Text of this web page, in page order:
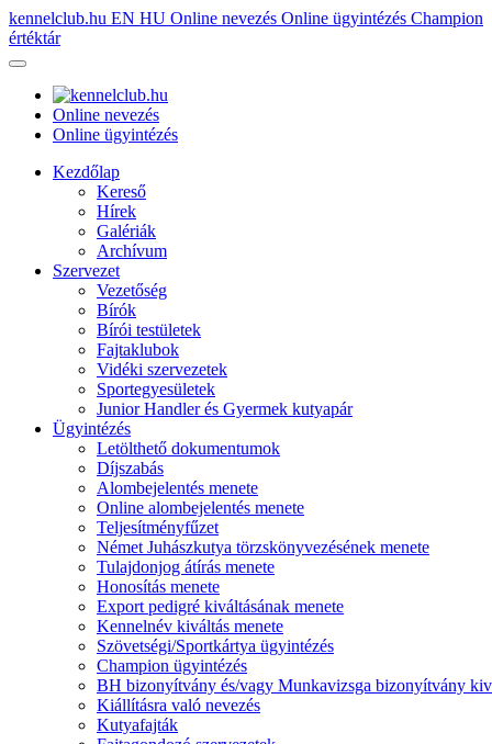
kennelclub.hu EN HU Online nevezés Online ügyintézés Champion
értéktár
Online nevezés
Online ügyintézés
Kezdőlap
Kereső
Hírek
Galériák
Archívum
Szervezet
Vezetőség
Bírók
Bírói testületek
Fajtaklubok
Vidéki szervezetek
Sportegyesületek
Junior Handler és Gyermek kutyapár
Ügyintézés
Letölthető dokumentumok
Díjszabás
Alombejelentés menete
Online alombejelentés menete
Teljesítményfűzet
Német Juhászkutya törzskönyvezésének menete
Tulajdonjog átírás menete
Honosítás menete
Export pedigré kiváltásának menete
Kennelnév kiváltás menete
Szövetségi/Sportkártya ügyintézés
Champion ügyintézés
BH bizonyítvány és/vagy Munkavizsga bizonyítvány
Kiállításra való nevezés
Kutyafajták